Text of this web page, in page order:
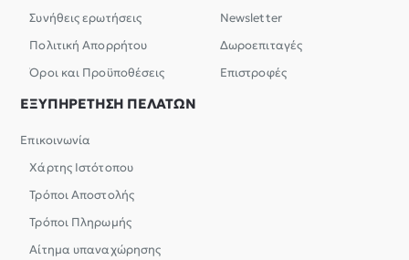
Συνήθεις ερωτήσεις
Πολιτική Απορρήτου
Όροι και Προϋποθέσεις
Newsletter
Δωροεπιταγές
Επιστροφές
ΕΞΥΠΗΡΕΤΗΣΗ ΠΕΛΑΤΩΝ
Επικοινωνία
Χάρτης Ιστότοπου
Τρόποι Αποστολής
Τρόποι Πληρωμής
Αίτημα υπαναχώρησης